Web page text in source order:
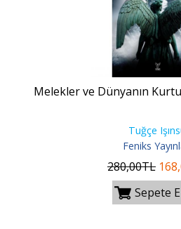
Melekler ve Dünyanın
Tuğçe
Feniks
280,00TL 168
Sepete